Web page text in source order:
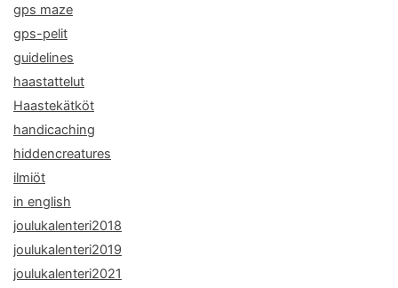
gps maze
gps-pelit
guidelines
haastattelut
Haastekätköt
handicaching
hiddencreatures
ilmiöt
in english
joulukalenteri2018
joulukalenteri2019
joulukalenteri2021